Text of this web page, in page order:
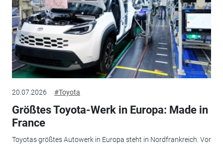
20.07.2026 #Toyota
Größtes Toyota-Werk in Europa: Made in
France
Toyotas größtes Autowerk in Europa steht in Nordfrankreich. Vor